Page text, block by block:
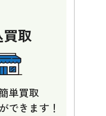
買取
単買取
ができます！